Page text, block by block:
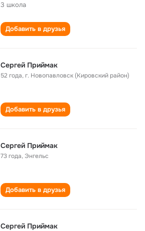
3 школа
Добавить в друзья
Сергей Приймак
52 года,г. Новопавловск (Кировский район)
Добавить в друзья
Сергей Приймак
73 года, Энгельс
Добавить в друзья
Сергей Приймак